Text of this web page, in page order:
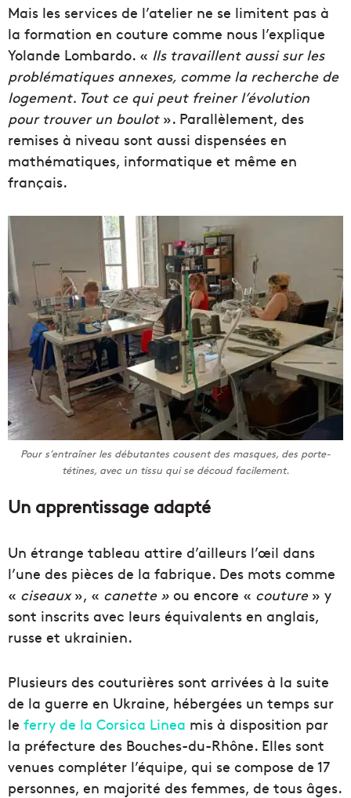
Mais les services de l’atelier ne se limitent pas à
la formation en couture comme nous l’explique
Yolande Lombardo. « Ils travaillent aussi sur les
problématiques annexes, comme la recherche de
logement. Tout ce qui peut freiner l’évolution
pour trouver un boulot ». Parallèlement, des
remises à niveau sont aussi dispensées en
mathématiques, informatique et même en
français.
Pour s’entraîner les débutantes cousent des masques, des porte-
tétines, avec un tissu qui se découd facilement.
Un apprentissage adapté
Un étrange tableau attire d’ailleurs l’œil dans
l’une des pièces de la fabrique. Des mots comme
« ciseaux», « canette » ou encore « couture» y
sont inscrits avec leurs équivalents en anglais,
russe et ukrainien.
Plusieurs des couturières sont arrivées à la suite
de la guerre en Ukraine, hébergées un temps sur
le ferry de la Corsica Linea mis à disposition par
la préfecture des Bouches-du-Rhône. Elles sont
venues compléter l’équipe, qui se compose de 17
personnes, en majorité des femmes, de tous âges.